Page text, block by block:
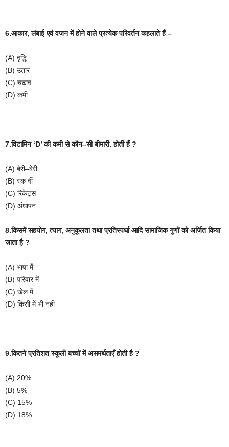
6.आकार,लंबाई एवं वजन में होने वाले प्रत्येक परिवर्तन कहलाते हैं –
(A) वृद्धि
(B) उतार
(C) चढ़ाव
(D) कमी
7.विटामिन‘D’की कमी से कौन–सी बीमारी.होती हैं ?
(A) बेरी–बेरी
(B) स्क र्वी
(C) रिकेट्स
(D) अंधापन
8.किसमें सहयोग,त्याग, अनुकूलता तथा प्रतिस्पर्धा आदि सामाजिक गुणों को अर्जित किया
जाता है ?
(A) भाषा में
(B) परिवार में
(C) खेल में
(D) किसी में भी नहीं
9.कितने प्रतिशत स्कूली बच्चों में असमर्थताएँ होती है ?
(A) 20%
(B) 5%
(C) 15%
(D) 18%